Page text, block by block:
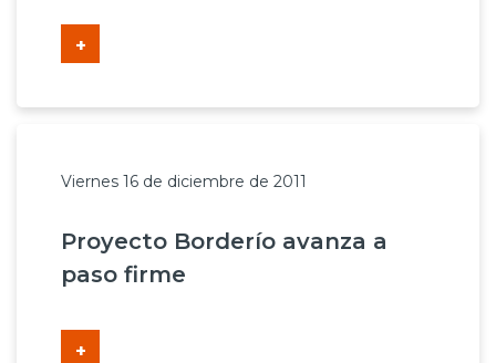
+
Viernes 16 de diciembre de 2011
Proyecto Borderío avanza a
paso firme
+